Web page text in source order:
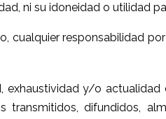
ni su idoneidad o utilidad
cualquier responsabilidad
y/o actualidad
difundidos,